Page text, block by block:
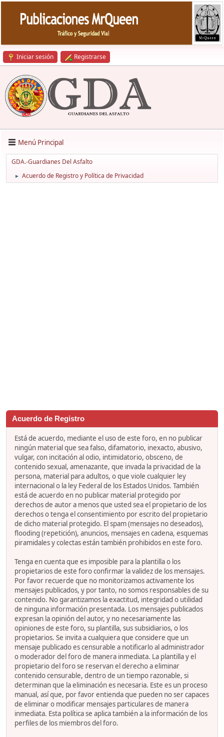
Iniciar sesión Registrarse
Menú Principal
GDA.-Guardianes Del Asfalto
► Acuerdo de Registro y Política de Privacidad
Acuerdo de Registro
Está de acuerdo, mediante el uso de este foro, en no publicar
ningún material que sea falso, difamatorio, inexacto, abusivo,
vulgar, con incitación al odio, intimidatorio, obsceno, de
contenido sexual, amenazante, que invada la privacidad de la
persona, material para adultos, o que viole cualquier ley
internacional o la ley Federal de los Estados Unidos. También
está de acuerdo en no publicar material protegido por
derechos de autor a menos que usted sea el propietario de los
derechos o tenga el consentimiento por escrito del propietario
de dicho material protegido. El spam (mensajes no deseados),
flooding (repetición), anuncios, mensajes en cadena, esquemas
piramidales y colectas están también prohibidos en este foro.
Tenga en cuenta que es imposible para la plantilla o los
propietarios de este foro confirmar la validez de los mensajes.
Por favor recuerde que no monitorizamos activamente los
mensajes publicados, y por tanto, no somos responsables de su
contenido. No garantizamos la exactitud, integridad o utilidad
de ninguna información presentada. Los mensajes publicados
expresan la opinión del autor, y no necesariamente las
opiniones de este foro, su plantilla, sus subsidiarios, o los
propietarios. Se invita a cualquiera que considere que un
mensaje publicado es censurable a notificarlo al administrador
o moderador del foro de manera inmediata. La plantilla y el
propietario del foro se reservan el derecho a eliminar
contenido censurable, dentro de un tiempo razonable, si
determinan que la eliminación es necesaria. Este es un proceso
manual, así que, por favor entienda que pueden no ser capaces
de eliminar o modificar mensajes particulares de manera
inmediata. Esta política se aplica también a la información de los
perfiles de los miembros del foro.